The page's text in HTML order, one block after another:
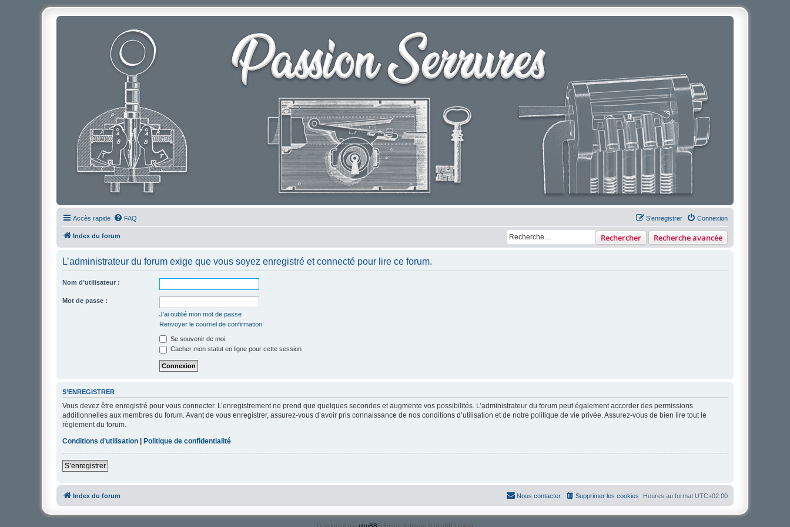
Accès rapide FAQ Connexion
S’enregistrer
Index du forum Rechercher Recherche avancée
L’administrateur du forum exige que vous soyez enregistré et connecté pour lire ce forum.
Nom d’utilisateur :
Mot de passe :
J’ai oublié mon mot de passe
Renvoyer le courriel de confirmation
Se souvenir de moi
Cacher mon statut en ligne pour cette session
S’ENREGISTRER
Vous devez être enregistré pour vous connecter. L’enregistrement ne prend que quelques secondes et augmente vos possibilités. L’administrateur du forum peut également accorder des permissions
additionnelles aux membres du forum. Avant de vous enregistrer, assurez-vous d’avoir pris connaissance de nos conditions d’utilisation et de notre politique de vie privée. Assurez-vous de bien lire tout le
règlement du forum.
Conditions d’utilisation | Politique de confidentialité
S’enregistrer
Index du forum Heures au format UTC+02:00
Supprimer les cookies
Nous contacter
Développé par phpBB ® Forum Software © phpBB Limited